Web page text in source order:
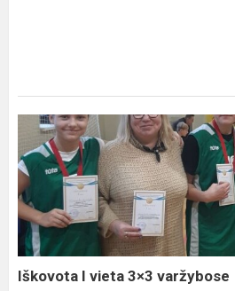
Iškovota
vieta
3×3
varžybose
Iškovota I vieta 3×3 varžybose